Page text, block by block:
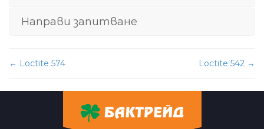
Направи запитване
Post
navigation
← Loctite 574 Loctite 542 →